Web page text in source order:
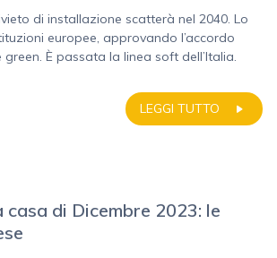
di installazione scatterà nel 2040. Lo
europee, approvando l’accordo
È passata la linea soft dell’Italia.
LEGGI TUTTO
di Dicembre 2023: le